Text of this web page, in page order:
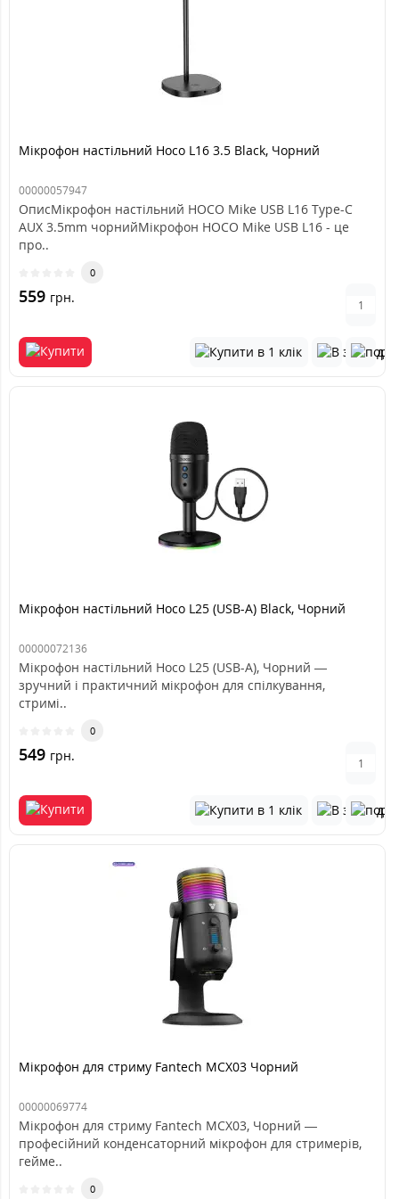
Мікрофон настільний Hoco L16 3.5 Black, Чорний
00000057947
ОписМікрофон настільний HOCO Mike USB L16 Type-C
AUX 3.5mm чорнийМікрофон HOCO Mike USB L16 - це
про..
0
559 грн.
Мікрофон настільний Hoco L25 (USB-A) Black, Чорний
00000072136
Мікрофон настільний Hoco L25 (USB-A), Чорний —
зручний і практичний мікрофон для спілкування,
стримі..
0
549 грн.
Мікрофон для стриму Fantech MCX03 Чорний
00000069774
Мікрофон для стриму Fantech MCX03, Чорний —
професійний конденсаторний мікрофон для стримерів,
гейме..
0